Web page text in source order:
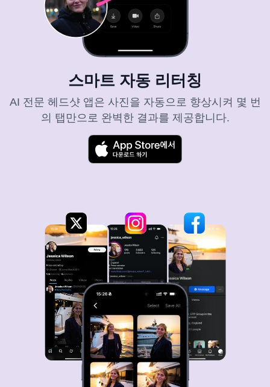
스마트 자동 리터칭
AI 전문 헤드샷 앱은 사진을 자동으로 향상시켜 몇 번
의 탭만으로 완벽한 결과를 제공합니다.